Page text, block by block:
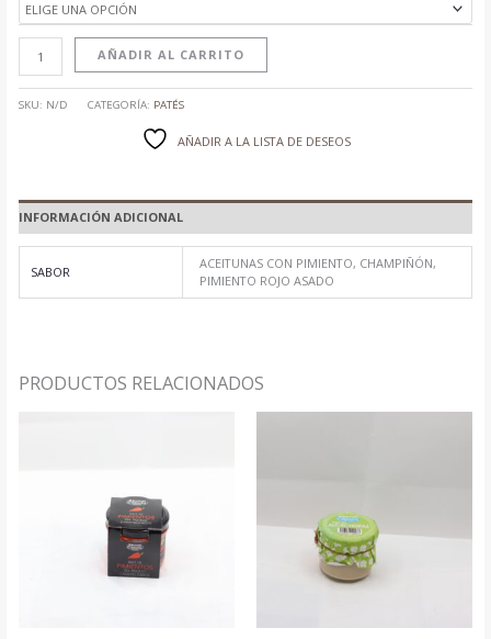
AÑADIR AL CARRITO
SKU: N/D CATEGORÍA: PATÉS
AÑADIR A LA LISTA DE DESEOS
INFORMACIÓN ADICIONAL
SABOR
ACEITUNAS CON PIMIENTO, CHAMPIÑÓN,
PIMIENTO ROJO ASADO
PRODUCTOS RELACIONADOS